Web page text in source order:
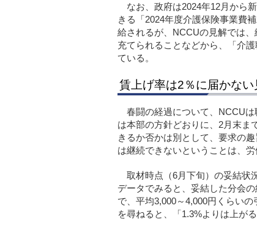
なお、政府は2024年12月から
きる「2024年度介護保険事業費
給されるが、NCCUの見解では
充てられることなどから、「介
ている。
賃上げ率は2％に届かない
春闘の経過について、NCCU
は本部の方針どおりに、2月末ま
きるか否かは別として、要求の
は継続できないということは、
取材時点（6月下旬）の妥結状
データでみると、妥結した分会
で、平均3,000～4,000円くらい
を尋ねると、「1.3%よりは上が